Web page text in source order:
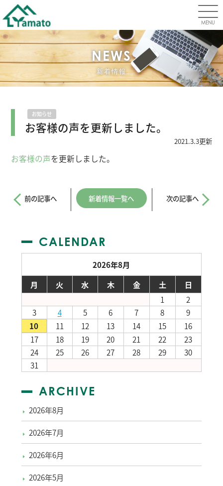
MENU
NEWS
新着情報
お知らせ
お客様の声を更新しました。
2021.3.3更新
お客様の声を更新しました。
前の記事へ 新着情報一覧へ 次の記事へ
CALENDAR
2026年8月
月
火 水 木 金 土
日
1
2
3
4 5 6 7 8
9
10
11 12 13 14 15
16
17
18 19 20 21 22
23
24
25 26 27 28 29
30
31
ARCHIVE
2026年8月
2026年7月
2026年6月
2026年5月